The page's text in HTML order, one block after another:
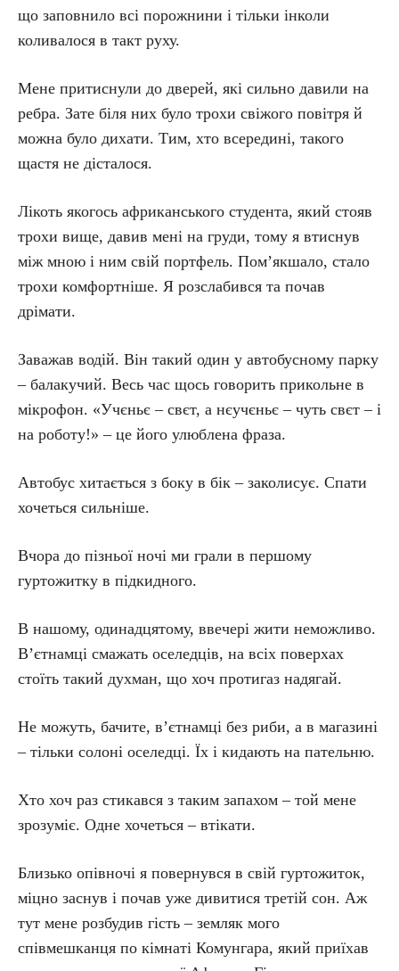
що заповнило всі порожнини і тільки інколи
коливалося в такт руху.
Мене притиснули до дверей, які сильно давили на
ребра. Зате біля них було трохи свіжого повітря й
можна було дихати. Тим, хто всередині, такого
щастя не дісталося.
Лікоть якогось африканського студента, який стояв
трохи вище, давив мені на груди, тому я втиснув
між мною і ним свій портфель. Пом’якшало, стало
трохи комфортніше. Я розслабився та почав
дрімати.
Заважав водій. Він такий один у автобусному парку
– балакучий. Весь час щось говорить прикольне в
мікрофон. «Учєньє – свєт, а нєучєньє – чуть свєт – і
на роботу!» – це його улюблена фраза.
Автобус хитається з боку в бік – заколисує. Спати
хочеться сильніше.
Вчора до пізньої ночі ми грали в першому
гуртожитку в підкидного.
В нашому, одинадцятому, ввечері жити неможливо.
В’єтнамці смажать оселедців, на всіх поверхах
стоїть такий духман, що хоч протигаз надягай.
Не можуть, бачите, в’єтнамці без риби, а в магазині
– тільки солоні оселедці. Їх і кидають на пательню.
Хто хоч раз стикався з таким запахом – той мене
зрозуміє. Одне хочеться – втікати.
Близько опівночі я повернувся в свій гуртожиток,
міцно заснув і почав уже дивитися третій сон. Аж
тут мене розбудив гість – земляк мого
співмешканця по кімнаті Комунгара, який приїхав